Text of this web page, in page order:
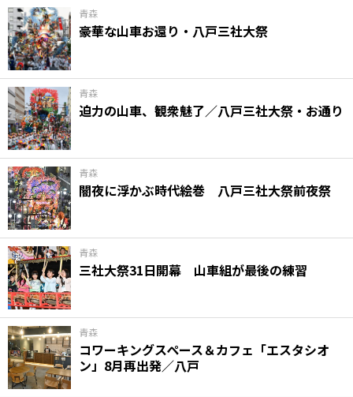
青森
豪華な山車お還り・八戸三社大祭
青森
迫力の山車、観衆魅了／八戸三社大祭・お通り
青森
闇夜に浮かぶ時代絵巻 八戸三社大祭前夜祭
青森
三社大祭31日開幕 山車組が最後の練習
青森
コワーキングスペース＆カフェ「エスタシオ
ン」8月再出発／八戸